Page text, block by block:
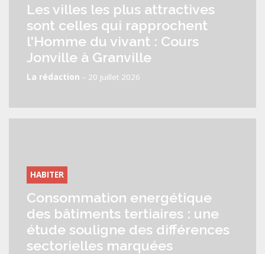
Les villes les plus attractives
sont celles qui rapprochent
l'Homme du vivant : Cours
Jonville à Granville
La rédaction - 20 juillet 2026
HABITER
Consommation energétique
des bâtiments tertiaires : une
étude souligne des différences
sectorielles marquées